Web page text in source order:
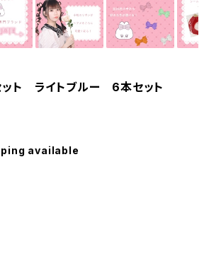
ット ライトブルー 6本セット
available